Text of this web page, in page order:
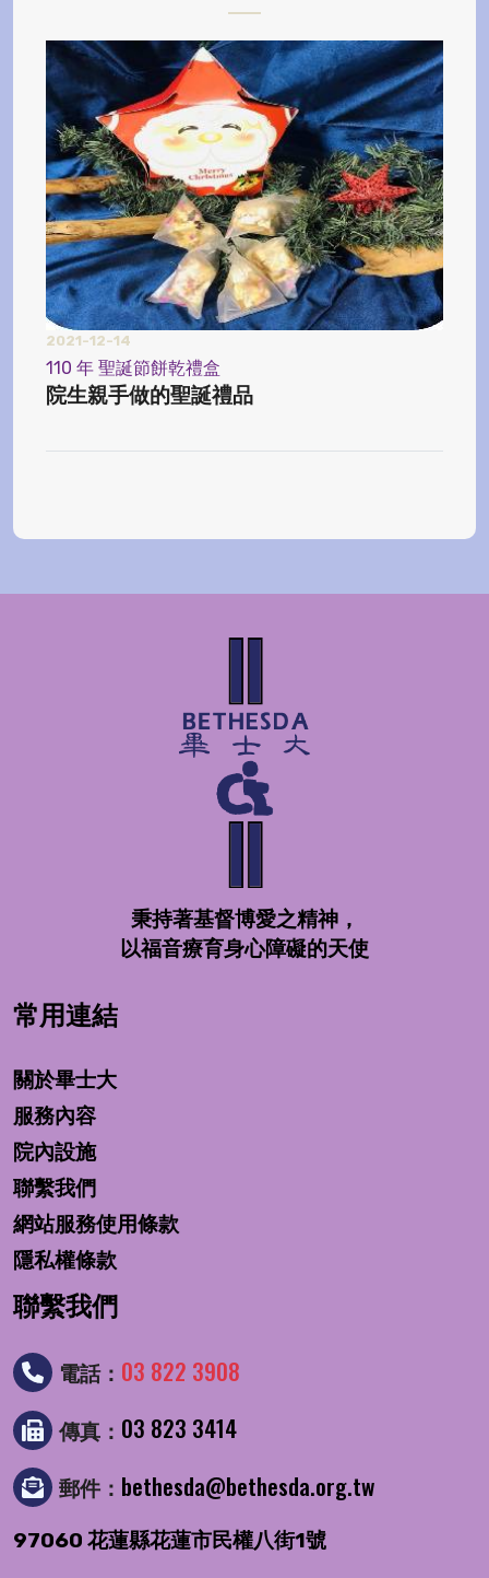
2021-12-14
110 年 聖誕節餅乾禮盒
院生親手做的聖誕禮品
秉持著基督博愛之精神，
以福音療育身心障礙的天使
常用連結
關於畢士大
服務內容
院內設施
聯繫我們
網站服務使用條款
隱私權條款
聯繫我們
電話： 03 822 3908
傳真： 03 823 3414
郵件： bethesda@bethesda.org.tw
97060 花蓮縣花蓮市民權八街1號